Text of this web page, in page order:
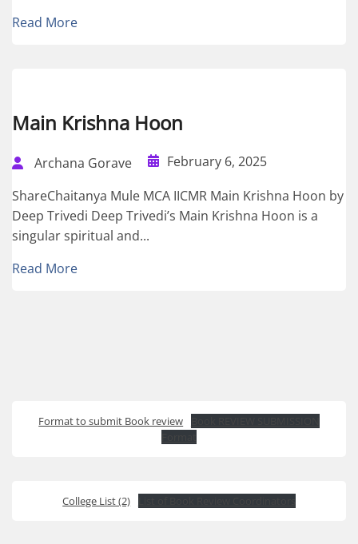
Read More
Main Krishna Hoon
Archana Gorave
February 6, 2025
ShareChaitanya Mule MCA IICMR Main Krishna Hoon by
Deep Trivedi Deep Trivedi’s Main Krishna Hoon is a
singular spiritual and...
Read More
Format to submit Book review
College List (2)